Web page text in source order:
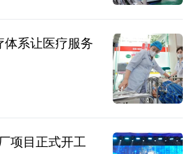
系让医疗服务
项目正式开工